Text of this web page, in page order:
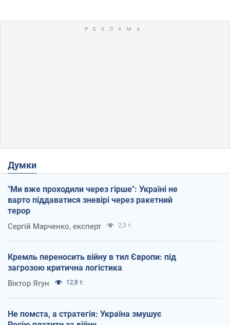
Думки
"Ми вже проходили через гірше": Україні не
варто піддаватися зневірі через ракетний
терор
Сергій Марченко, експерт 2,3 т.
Кремль переносить війну в тил Європи: під
загрозою критична логістика
Віктор Ягун 12,8 т.
Не помста, а стратегія: Україна змушує